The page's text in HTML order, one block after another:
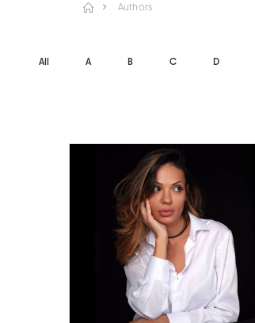
Authors
All A B C D